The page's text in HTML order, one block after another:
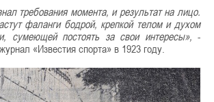
требования момента, и результат на лицо.
фаланги бодрой, крепкой телом и духом
сумеющей постоять за свои интересы», -
«Известия спорта» в 1923 году.